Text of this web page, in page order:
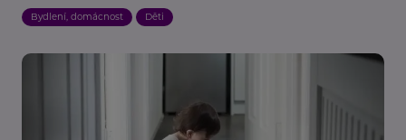
Bydlení, domácnost Děti